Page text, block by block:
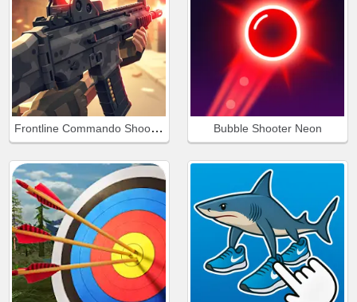
Frontline Commando Shooting Bubble Shooter Neon